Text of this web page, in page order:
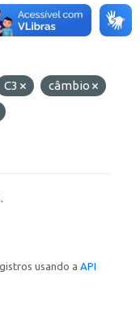
C3
câmbio
usando a API